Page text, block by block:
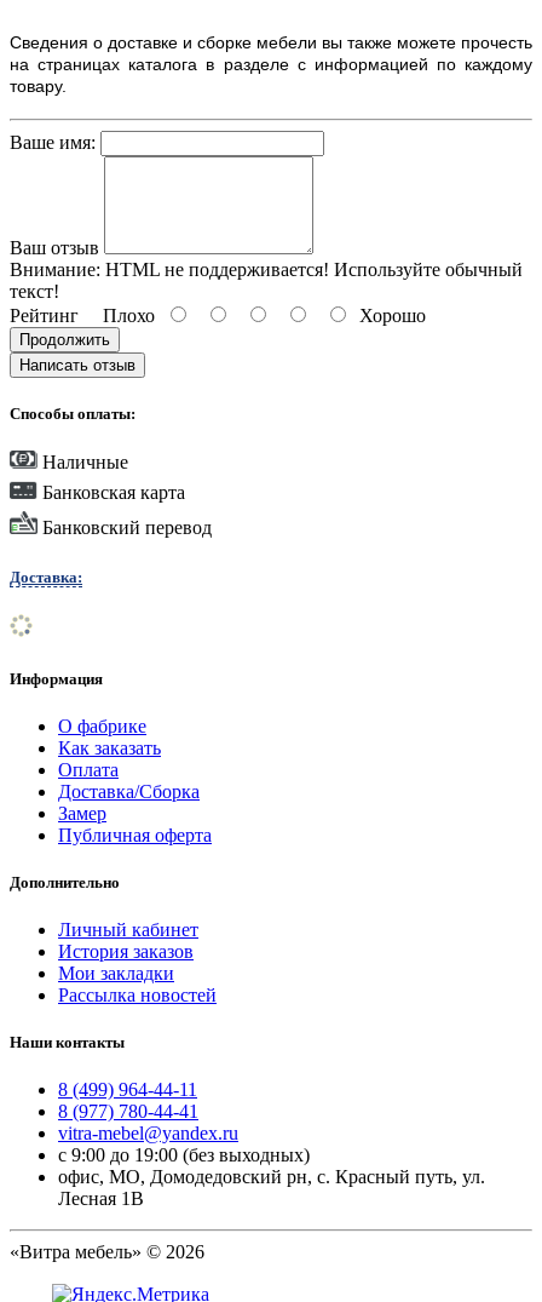
Сведения о доставке и сборке мебели вы также можете прочесть
на страницах каталога в разделе с информацией по каждому
товару.
Ваше имя:
Ваш отзыв
Внимание: HTML не поддерживается! Используйте обычный
текст!
Рейтинг Плохо Хорошо
Продолжить
Написать отзыв
Способы оплаты:
Наличные
Банковская карта
Банковский перевод
Доставка:
Информация
О фабрике
Как заказать
Оплата
Доставка/Сборка
Замер
Публичная оферта
Дополнительно
Личный кабинет
История заказов
Мои закладки
Рассылка новостей
Наши контакты
8 (499) 964-44-11
8 (977) 780-44-41
vitra-mebel@yandex.ru
с 9:00 до 19:00 (без выходных)
офис, МО, Домодедовский рн, с. Красный путь, ул.
Лесная 1В
«Витра мебель» © 2026